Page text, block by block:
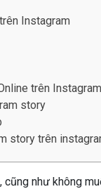
Instagram
trên Instagram
story
story trên
như không